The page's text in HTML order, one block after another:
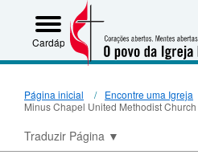
Cardápio
Página inicial
Encontre uma Igreja
Minus Chapel United Methodist Church
Traduzir Página ▼